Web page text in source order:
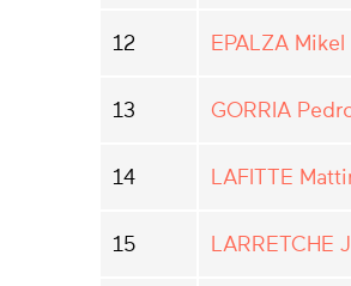
12 EPALZA Mikel
13 GORRIA
14 LAFITTE
15 LARRETCHE